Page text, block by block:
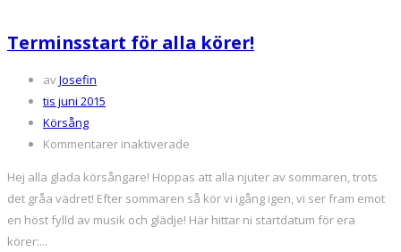
Terminsstart för alla körer!
avJosefin
tis juni 2015
Körsång
Kommentarer inaktiverade
för
alla
körer!
Hej alla glada körsångare! Hoppas att alla njuter av sommaren, trots
det gråa vädret! Efter sommaren så kör vi igång igen, vi ser fram emot
en höst fylld av musik och glädje! Här hittar ni startdatum för era
körer:...